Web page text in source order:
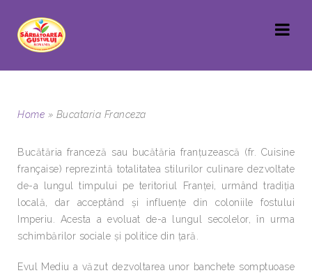
Home » Bucataria Franceza
Bucătăria franceză sau bucătăria franțuzească (fr. Cuisine
française) reprezintă totalitatea stilurilor culinare dezvoltate
de-a lungul timpului pe teritoriul Franței, urmând tradiția
locală, dar acceptând și influențe din coloniile fostului
Imperiu. Acesta a evoluat de-a lungul secolelor, în urma
schimbărilor sociale și politice din țară.
Evul Mediu a văzut dezvoltarea unor banchete somptuoase